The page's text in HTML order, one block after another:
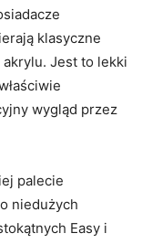
klasyczne
akrylu. Jest to lekki
wygląd przez
palecie
niedużych
Easy i